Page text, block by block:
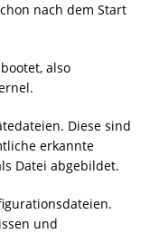
nach dem Start
also
Diese sind
erkannte
Datei abgebildet.
und